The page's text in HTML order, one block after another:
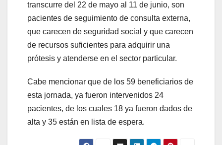
transcurre del 22 de mayo al 11 de junio, son
pacientes de seguimiento de consulta externa,
que carecen de seguridad social y que carecen
de recursos suficientes para adquirir una
prótesis y atenderse en el sector particular.
Cabe mencionar que de los 59 beneficiarios de
esta jornada, ya fueron intervenidos 24
pacientes, de los cuales 18 ya fueron dados de
alta y 35 están en lista de espera.